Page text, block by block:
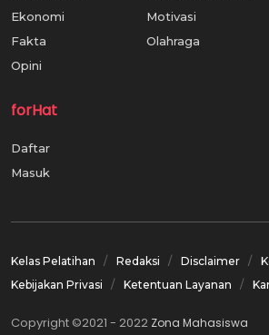
Ekonomi
Fakta
Opini
Motivasi
Olahraga
forHat
Daftar
Masuk
Kelas Pelatihan Redaksi Disclaimer
Kebijakan Privasi
Ketentuan Layanan
Copyright ©2021 - 2022 Zona Mahasiswa